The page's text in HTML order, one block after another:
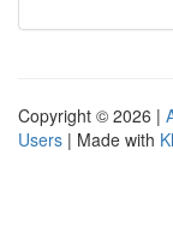
Copyright © 2026 |
Users | Made with